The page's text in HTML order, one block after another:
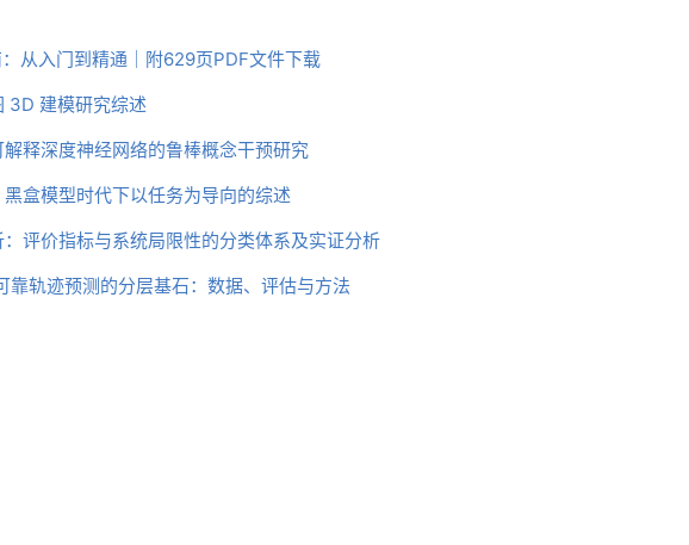
从入门到精通｜附629页PDF文件下载
3D 建模研究综述
解释深度神经网络的鲁棒概念干预研究
盒模型时代下以任务为导向的综述
评价指标与系统局限性的分类体系及实证分析
靠轨迹预测的分层基石：数据、评估与方法